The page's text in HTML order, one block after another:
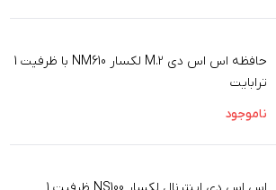
حافظه اس اس دی M.2 لکسار NM610 با ظرفیت 1
ترابایت
ناموجود